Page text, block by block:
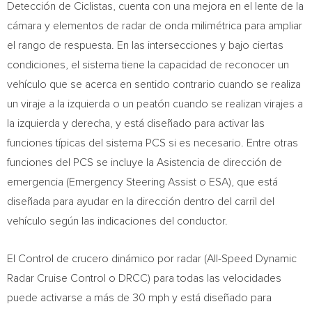
Detección de Ciclistas, cuenta con una mejora en el lente de la
cámara y elementos de radar de onda milimétrica para ampliar
el rango de respuesta. En las intersecciones y bajo ciertas
condiciones, el sistema tiene la capacidad de reconocer un
vehículo que se acerca en sentido contrario cuando se realiza
un viraje a la izquierda o un peatón cuando se realizan virajes a
la izquierda y derecha, y está diseñado para activar las
funciones típicas del sistema PCS si es necesario. Entre otras
funciones del PCS se incluye la Asistencia de dirección de
emergencia (Emergency Steering Assist o ESA), que está
diseñada para ayudar en la dirección dentro del carril del
vehículo según las indicaciones del conductor.
El Control de crucero dinámico por radar (All-Speed Dynamic
Radar Cruise Control o DRCC) para todas las velocidades
puede activarse a más de 30 mph y está diseñado para